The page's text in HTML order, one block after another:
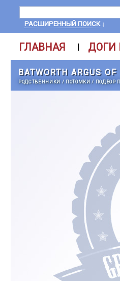
РАСШИРЕННЫЙ ПОИСК ↓
ГЛАВНАЯ | ДОГИ
BATWORTH ARGUS
РОДСТВЕННИКИ / ПОТОМКИ/ ПОДБОР